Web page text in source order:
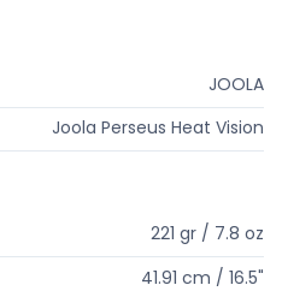
JOOLA
Joola Perseus Heat Vision
221 gr / 7.8 oz
41.91 cm / 16.5"